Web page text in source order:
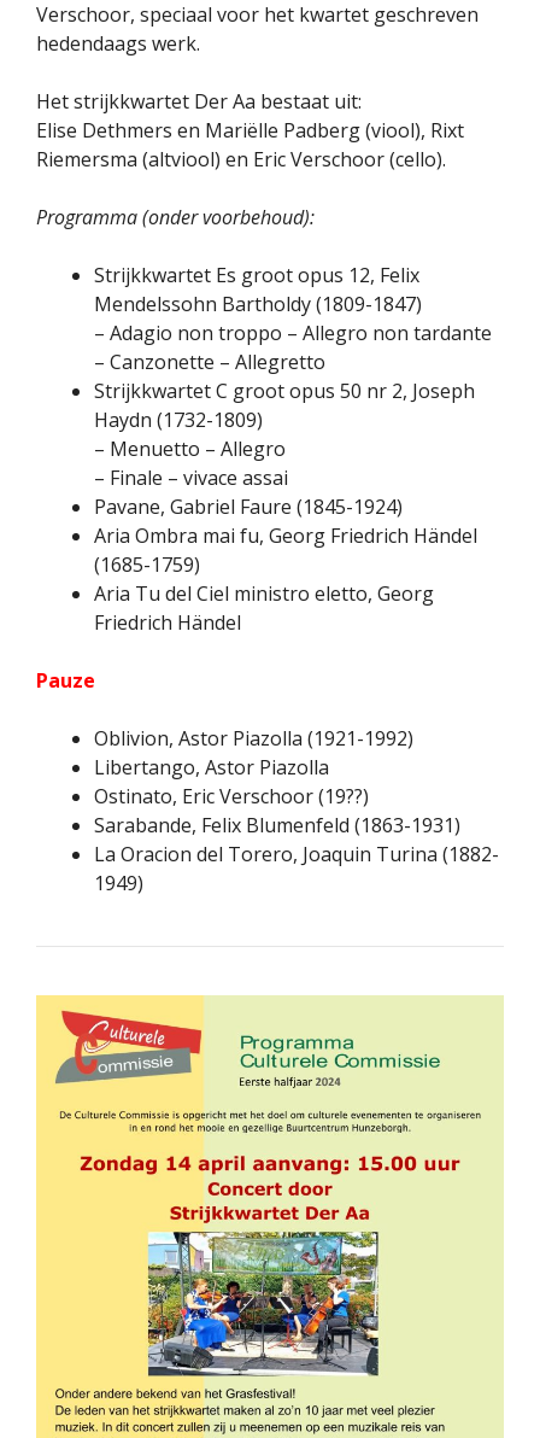
Verschoor, speciaal voor het kwartet geschreven
hedendaags werk.
Het strijkkwartet Der Aa bestaat uit:
Elise Dethmers en Mariëlle Padberg (viool), Rixt
Riemersma (altviool) en Eric Verschoor (cello).
Programma (onder voorbehoud):
Strijkkwartet Es groot opus 12, Felix
Mendelssohn Bartholdy (1809-1847)
– Adagio non troppo – Allegro non tardante
– Canzonette – Allegretto
Strijkkwartet C groot opus 50 nr 2, Joseph
Haydn (1732-1809)
– Menuetto – Allegro
– Finale – vivace assai
Pavane, Gabriel Faure (1845-1924)
Aria Ombra mai fu, Georg Friedrich Händel
(1685-1759)
Aria Tu del Ciel ministro eletto, Georg
Friedrich Händel
Pauze
Oblivion, Astor Piazolla (1921-1992)
Libertango, Astor Piazolla
Ostinato, Eric Verschoor (19??)
Sarabande, Felix Blumenfeld (1863-1931)
La Oracion del Torero, Joaquin Turina (1882-
1949)